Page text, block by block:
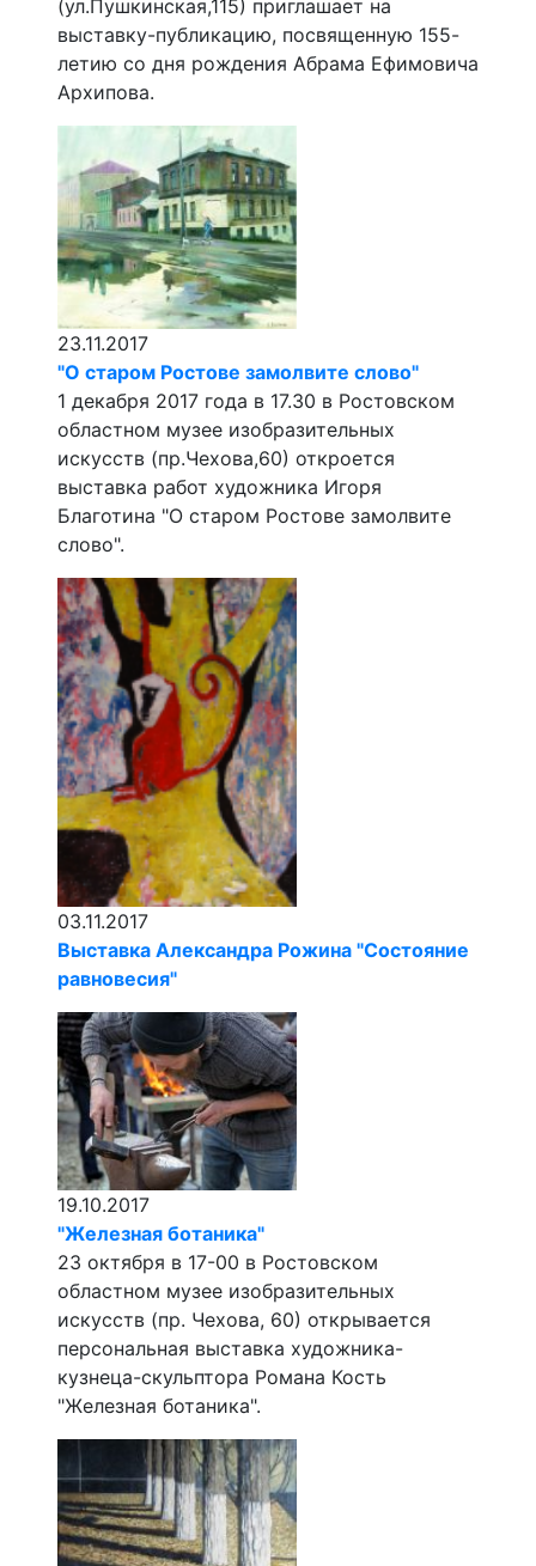
(ул.Пушкинская,115) приглашает на
выставку-публикацию, посвященную 155-
летию со дня рождения Абрама Ефимовича
Архипова.
23.11.2017
"О старом Ростове замолвите слово"
1 декабря 2017 года в 17.30 в Ростовском
областном музее изобразительных
искусств (пр.Чехова,60) откроется
выставка работ художника Игоря
Благотина "О старом Ростове замолвите
слово".
03.11.2017
Выставка Александра Рожина "Состояние
равновесия"
19.10.2017
"Железная ботаника"
23 октября в 17-00 в Ростовском
областном музее изобразительных
искусств (пр. Чехова, 60) открывается
персональная выставка художника-
кузнеца-скульптора Романа Кость
"Железная ботаника".